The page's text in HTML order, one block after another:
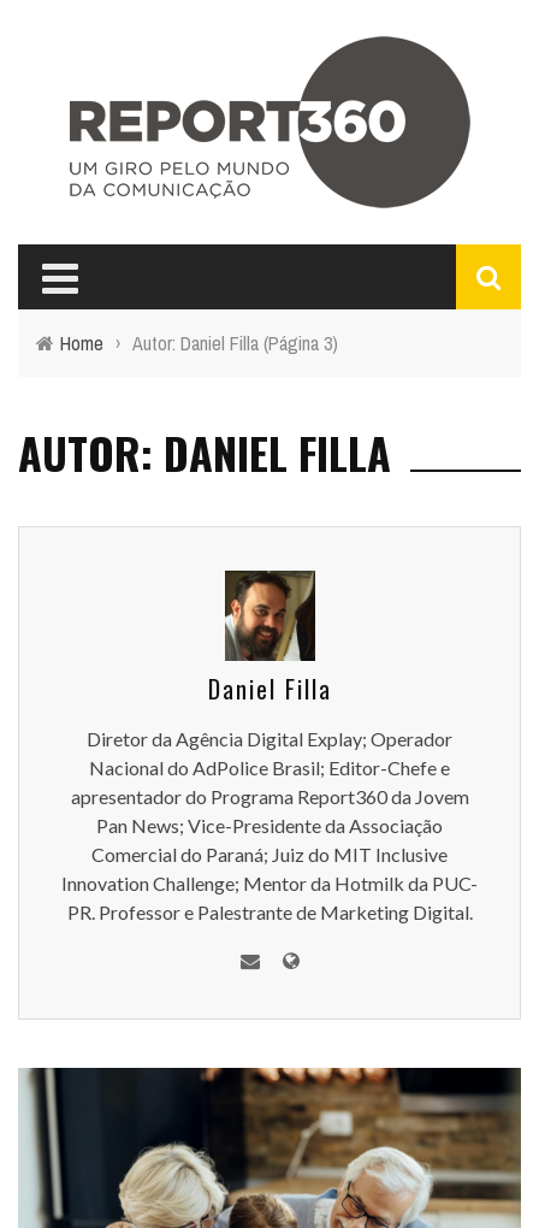
Home › Autor: Daniel Filla(Página 3)
AUTOR: DANIEL FILLA
Daniel Filla
Diretor da Agência Digital Explay; Operador
Nacional do AdPolice Brasil; Editor-Chefe e
apresentador do Programa Report360 da Jovem
Pan News; Vice-Presidente da Associação
Comercial do Paraná; Juiz do MIT Inclusive
Innovation Challenge; Mentor da Hotmilk da PUC-
PR. Professor e Palestrante de Marketing Digital.